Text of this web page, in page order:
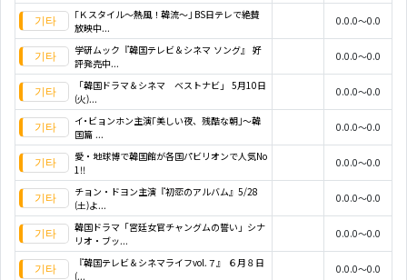
｢Ｋスタイル～熱風！韓流～｣ BS日テレで絶賛
放映中...
0.0.0～0.0
学研ムック『韓国テレビ＆シネマ ソング』 好
評発売中...
0.0.0～0.0
「韓国ドラマ＆シネマ ベストナビ」 5月10日
(火)...
0.0.0～0.0
イ･ビョンホン主演｢美しい夜、残酷な朝｣～韓
国篇 ...
0.0.0～0.0
愛・地球博で韓国館が各国パビリオンで人気No
1!!
0.0.0～0.0
チョン・ドヨン主演『初恋のアルバム』5/28
(土)よ...
0.0.0～0.0
韓国ドラマ「宮廷女官チャングムの誓い」シナ
リオ・ブッ...
0.0.0～0.0
『韓国テレビ＆シネマライフvol.７』 ６月８日
(...
0.0.0～0.0